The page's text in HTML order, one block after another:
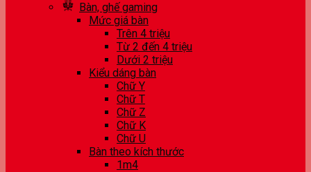
Bàn, ghế gaming
Mức giá bàn
Trên 4 triệu
Từ 2 đến 4 triệu
Dưới 2 triệu
Kiểu dáng bàn
Chữ Y
Chữ T
Chữ Z
Chữ K
Chữ U
Bàn theo kích thước
1m4